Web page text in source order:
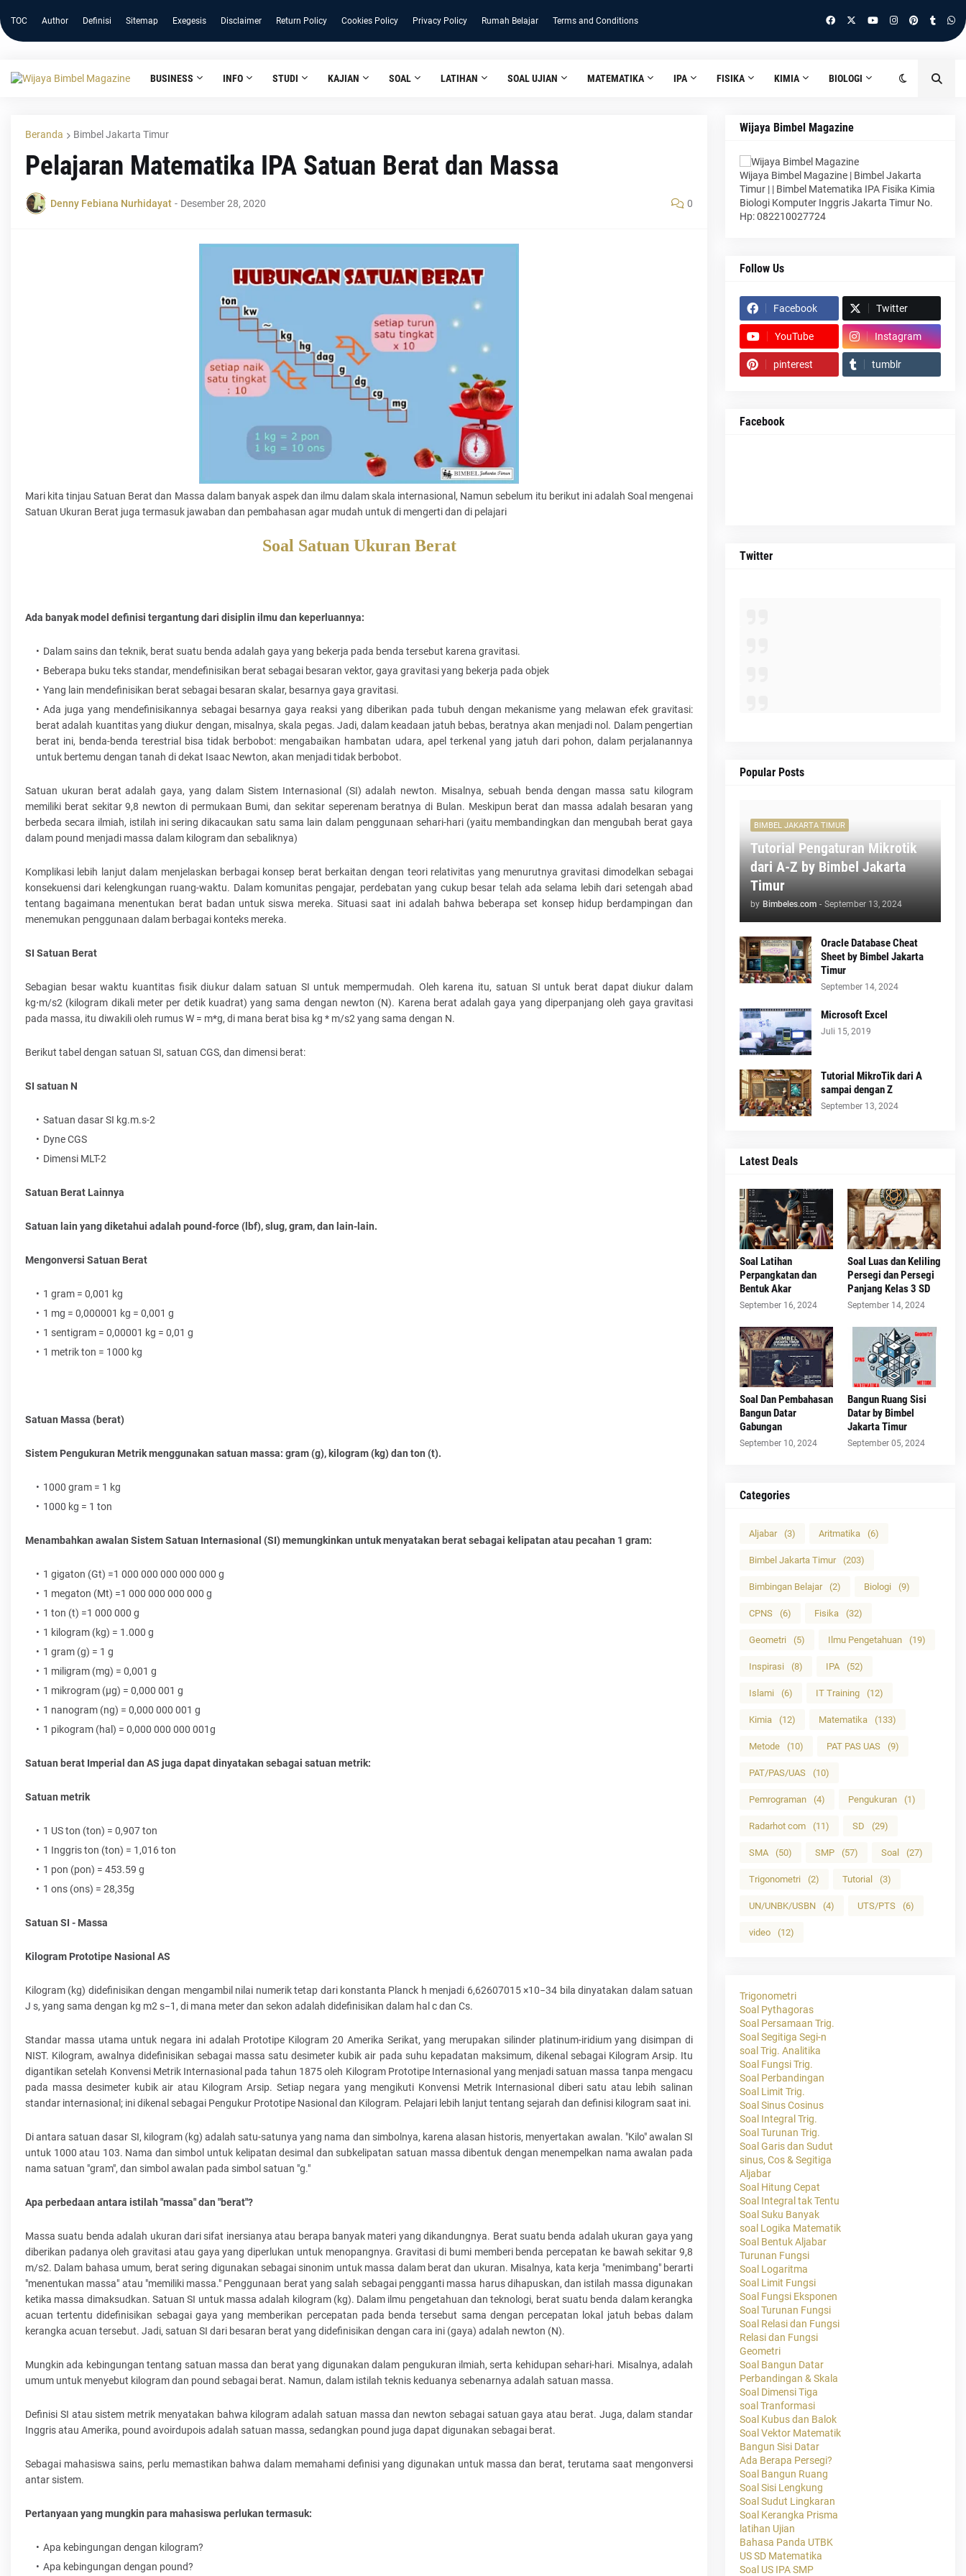
TOC Author Definisi Sitemap Exegesis Disclaimer Return Policy Cookies Policy Privacy Policy Rumah Belajar Terms and Conditions
BUSINESS INFO STUDI KAJIAN SOAL LATIHAN SOAL UJIAN MATEMATIKA IPA FISIKA KIMIA BIOLOGI
Beranda Bimbel Jakarta Timur
Pelajaran Matematika IPA Satuan Berat dan Massa
Denny Febiana Nurhidayat - Desember 28, 2020 0
Mari kita tinjau Satuan Berat dan Massa dalam banyak aspek dan ilmu dalam skala internasional, Namun sebelum itu berikut ini adalah Soal mengenai
Satuan Ukuran Berat juga termasuk jawaban dan pembahasan agar mudah untuk di mengerti dan di pelajari
Soal Satuan Ukuran Berat
Ada banyak model definisi tergantung dari disiplin ilmu dan keperluannya:
Dalam sains dan teknik, berat suatu benda adalah gaya yang bekerja pada benda tersebut karena gravitasi.
Beberapa buku teks standar, mendefinisikan berat sebagai besaran vektor, gaya gravitasi yang bekerja pada objek
Yang lain mendefinisikan berat sebagai besaran skalar, besarnya gaya gravitasi.
Ada juga yang mendefinisikannya sebagai besarnya gaya reaksi yang diberikan pada tubuh dengan mekanisme yang melawan efek gravitasi:
berat adalah kuantitas yang diukur dengan, misalnya, skala pegas. Jadi, dalam keadaan jatuh bebas, beratnya akan menjadi nol. Dalam pengertian
berat ini, benda-benda terestrial bisa tidak berbobot: mengabaikan hambatan udara, apel terkenal yang jatuh dari pohon, dalam perjalanannya
untuk bertemu dengan tanah di dekat Isaac Newton, akan menjadi tidak berbobot.
Satuan ukuran berat adalah gaya, yang dalam Sistem Internasional (SI) adalah newton. Misalnya, sebuah benda dengan massa satu kilogram
memiliki berat sekitar 9,8 newton di permukaan Bumi, dan sekitar seperenam beratnya di Bulan. Meskipun berat dan massa adalah besaran yang
berbeda secara ilmiah, istilah ini sering dikacaukan satu sama lain dalam penggunaan sehari-hari (yaitu membandingkan dan mengubah berat gaya
dalam pound menjadi massa dalam kilogram dan sebaliknya)
Komplikasi lebih lanjut dalam menjelaskan berbagai konsep berat berkaitan dengan teori relativitas yang menurutnya gravitasi dimodelkan sebagai
konsekuensi dari kelengkungan ruang-waktu. Dalam komunitas pengajar, perdebatan yang cukup besar telah ada selama lebih dari setengah abad
tentang bagaimana menentukan berat badan untuk siswa mereka. Situasi saat ini adalah bahwa beberapa set konsep hidup berdampingan dan
menemukan penggunaan dalam berbagai konteks mereka.
SI Satuan Berat
Sebagian besar waktu kuantitas fisik diukur dalam satuan SI untuk mempermudah. Oleh karena itu, satuan SI untuk berat dapat diukur dalam
kg⋅m/s2 (kilogram dikali meter per detik kuadrat) yang sama dengan newton (N). Karena berat adalah gaya yang diperpanjang oleh gaya gravitasi
pada massa, itu diwakili oleh rumus W = m*g, di mana berat bisa kg * m/s2 yang sama dengan N.
Berikut tabel dengan satuan SI, satuan CGS, dan dimensi berat:
SI satuan N
Satuan dasar SI kg.m.s-2
Dyne CGS
Dimensi MLT-2
Satuan Berat Lainnya
Satuan lain yang diketahui adalah pound-force (lbf), slug, gram, dan lain-lain.
Mengonversi Satuan Berat
1 gram = 0,001 kg
1 mg = 0,000001 kg = 0,001 g
1 sentigram = 0,00001 kg = 0,01 g
1 metrik ton = 1000 kg
Satuan Massa (berat)
Sistem Pengukuran Metrik menggunakan satuan massa: gram (g), kilogram (kg) dan ton (t).
1000 gram = 1 kg
1000 kg = 1 ton
Menambahkan awalan Sistem Satuan Internasional (SI) memungkinkan untuk menyatakan berat sebagai kelipatan atau pecahan 1 gram:
1 gigaton (Gt) =1 000 000 000 000 000 g
1 megaton (Mt) =1 000 000 000 000 g
1 ton (t) =1 000 000 g
1 kilogram (kg) = 1.000 g
1 gram (g) = 1 g
1 miligram (mg) = 0,001 g
1 mikrogram (µg) = 0,000 001 g
1 nanogram (ng) = 0,000 000 001 g
1 pikogram (hal) = 0,000 000 000 001g
Satuan berat Imperial dan AS juga dapat dinyatakan sebagai satuan metrik:
Satuan metrik
1 US ton (ton) = 0,907 ton
1 Inggris ton (ton) = 1,016 ton
1 pon (pon) = 453.59 g
1 ons (ons) = 28,35g
Satuan SI - Massa
Kilogram Prototipe Nasional AS
Kilogram (kg) didefinisikan dengan mengambil nilai numerik tetap dari konstanta Planck h menjadi 6,62607015 ×10−34 bila dinyatakan dalam satuan
J s, yang sama dengan kg m2 s−1, di mana meter dan sekon adalah didefinisikan dalam hal c dan Cs.
Standar massa utama untuk negara ini adalah Prototipe Kilogram 20 Amerika Serikat, yang merupakan silinder platinum-iridium yang disimpan di
NIST. Kilogram, awalnya didefinisikan sebagai massa satu desimeter kubik air pada suhu kepadatan maksimum, dikenal sebagai Kilogram Arsip. Itu
digantikan setelah Konvensi Metrik Internasional pada tahun 1875 oleh Kilogram Prototipe Internasional yang menjadi satuan massa tanpa mengacu
pada massa desimeter kubik air atau Kilogram Arsip. Setiap negara yang mengikuti Konvensi Metrik Internasional diberi satu atau lebih salinan
standar internasional; ini dikenal sebagai Pengukur Prototipe Nasional dan Kilogram. Pelajari lebih lanjut tentang sejarah dan definisi kilogram saat ini.
Di antara satuan dasar SI, kilogram (kg) adalah satu-satunya yang nama dan simbolnya, karena alasan historis, menyertakan awalan. "Kilo" awalan SI
untuk 1000 atau 103. Nama dan simbol untuk kelipatan desimal dan subkelipatan satuan massa dibentuk dengan menempelkan nama awalan pada
nama satuan "gram", dan simbol awalan pada simbol satuan "g."
Apa perbedaan antara istilah "massa" dan "berat"?
Massa suatu benda adalah ukuran dari sifat inersianya atau berapa banyak materi yang dikandungnya. Berat suatu benda adalah ukuran gaya yang
diberikan padanya oleh gravitasi atau gaya yang diperlukan untuk menopangnya. Gravitasi di bumi memberi benda percepatan ke bawah sekitar 9,8
m/s2. Dalam bahasa umum, berat sering digunakan sebagai sinonim untuk massa dalam berat dan ukuran. Misalnya, kata kerja "menimbang" berarti
"menentukan massa" atau "memiliki massa." Penggunaan berat yang salah sebagai pengganti massa harus dihapuskan, dan istilah massa digunakan
ketika massa dimaksudkan. Satuan SI untuk massa adalah kilogram (kg). Dalam ilmu pengetahuan dan teknologi, berat suatu benda dalam kerangka
acuan tertentu didefinisikan sebagai gaya yang memberikan percepatan pada benda tersebut sama dengan percepatan lokal jatuh bebas dalam
kerangka acuan tersebut. Jadi, satuan SI dari besaran berat yang didefinisikan dengan cara ini (gaya) adalah newton (N).
Mungkin ada kebingungan tentang satuan massa dan berat yang digunakan dalam pengukuran ilmiah, serta kehidupan sehari-hari. Misalnya, adalah
umum untuk menyebut kilogram dan pound sebagai berat. Namun, dalam istilah teknis keduanya sebenarnya adalah satuan massa.
Definisi SI atau sistem metrik menyatakan bahwa kilogram adalah satuan massa dan newton sebagai satuan gaya atau berat. Juga, dalam standar
Inggris atau Amerika, pound avoirdupois adalah satuan massa, sedangkan pound juga dapat digunakan sebagai berat.
Sebagai mahasiswa sains, perlu memastikan bahwa dalam memahami definisi yang digunakan untuk massa dan berat, terutama saat mengonversi
antar sistem.
Pertanyaan yang mungkin para mahasiswa perlukan termasuk:
Apa kebingungan dengan kilogram?
Apa kebingungan dengan pound?
Wijaya Bimbel Magazine
Wijaya Bimbel Magazine | Bimbel Jakarta
Timur | | Bimbel Matematika IPA Fisika Kimia
Biologi Komputer Inggris Jakarta Timur No.
Hp: 082210027724
Follow Us
Facebook Twitter
YouTube Instagram
pinterest tumblr
Facebook
Twitter
Popular Posts
BIMBEL JAKARTA TIMUR
Tutorial Pengaturan Mikrotik
dari A-Z by Bimbel Jakarta
Timur
by Bimbeles.com - September 13, 2024
Oracle Database Cheat
Sheet by Bimbel Jakarta
Timur
September 14, 2024
Microsoft Excel
Juli 15, 2019
Tutorial MikroTik dari A
sampai dengan Z
September 13, 2024
Latest Deals
Soal Latihan
Perpangkatan dan
Bentuk Akar
September 16, 2024
Soal Luas dan Keliling
Persegi dan Persegi
Panjang Kelas 3 SD
September 14, 2024
Soal Dan Pembahasan
Bangun Datar
Gabungan
September 10, 2024
Bangun Ruang Sisi
Datar by Bimbel
Jakarta Timur
September 05, 2024
Categories
Aljabar (3) Aritmatika (6)
Bimbel Jakarta Timur (203)
Bimbingan Belajar (2) Biologi (9)
CPNS (6) Fisika (32)
Geometri (5) Ilmu Pengetahuan (19)
Inspirasi (8) IPA (52)
Islami (6) IT Training (12)
Kimia (12) Matematika (133)
Metode (10) PAT PAS UAS (9)
PAT/PAS/UAS (10)
Pemrograman (4) Pengukuran (1)
Radarhot com (11) SD (29)
SMA (50) SMP (57) Soal (27)
Trigonometri (2) Tutorial (3)
UN/UNBK/USBN (4) UTS/PTS (6)
video (12)
Trigonometri
Soal Pythagoras
Soal Persamaan Trig.
Soal Segitiga Segi-n
soal Trig. Analitika
Soal Fungsi Trig.
Soal Perbandingan
Soal Limit Trig.
Soal Sinus Cosinus
Soal Integral Trig.
Soal Turunan Trig.
Soal Garis dan Sudut
sinus, Cos & Segitiga
Aljabar
Soal Hitung Cepat
Soal Integral tak Tentu
Soal Suku Banyak
soal Logika Matematik
Soal Bentuk Aljabar
Turunan Fungsi
Soal Logaritma
Soal Limit Fungsi
Soal Fungsi Eksponen
Soal Turunan Fungsi
Soal Relasi dan Fungsi
Relasi dan Fungsi
Geometri
Soal Bangun Datar
Perbandingan & Skala
Soal Dimensi Tiga
soal Tranformasi
Soal Kubus dan Balok
Soal Vektor Matematik
Bangun Sisi Datar
Ada Berapa Persegi?
Soal Bangun Ruang
Soal Sisi Lengkung
Soal Sudut Lingkaran
Soal Kerangka Prisma
latihan Ujian
Bahasa Panda UTBK
US SD Matematika
Soal US IPA SMP